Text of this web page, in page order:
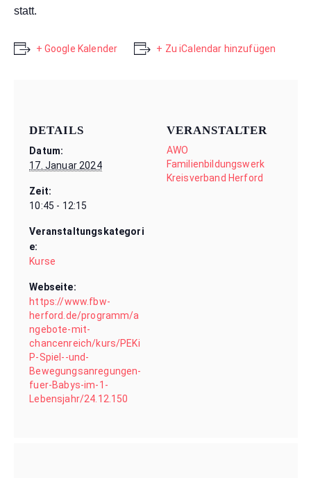
statt.
+ Google Kalender + Zu iCalendar hinzufügen
DETAILS
Datum:
17. Januar 2024
Zeit:
10:45 - 12:15
Veranstaltungskategori
e:
Kurse
Webseite:
https://www.fbw-
herford.de/programm/a
ngebote-mit-
chancenreich/kurs/PEKi
P-Spiel--und-
Bewegungsanregungen-
fuer-Babys-im-1-
Lebensjahr/24.12.150
VERANSTALTER
AWO
Familienbildungswerk
Kreisverband Herford